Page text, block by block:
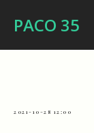
РАСО 35
2021-10-28 12:00